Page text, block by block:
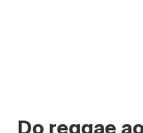
Do reggae